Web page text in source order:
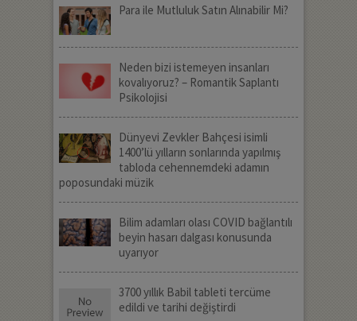
Para ile Mutluluk Satın Alınabilir Mi?
Neden bizi istemeyen insanları
kovalıyoruz? – Romantik Saplantı
Psikolojisi
Dünyevi Zevkler Bahçesi isimli
1400’lü yılların sonlarında yapılmış
tabloda cehennemdeki adamın
poposundaki müzik
Bilim adamları olası COVID bağlantılı
beyin hasarı dalgası konusunda
uyarıyor
3700 yıllık Babil tableti tercüme
edildi ve tarihi değiştirdi